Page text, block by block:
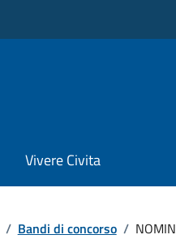
Vivere Civita
/ Bandi di concorso /